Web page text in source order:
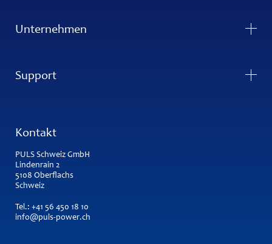
Unternehmen
Support
Kontakt
PULS Schweiz GmbH
Lindenrain 2
5108 Oberflachs
Schweiz
Tel.: +41 56 450 18 10
info@puls-power.ch